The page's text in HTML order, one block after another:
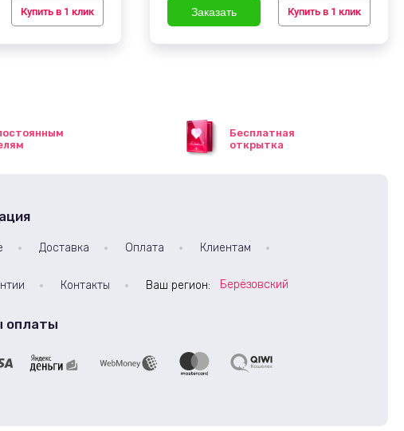
Купить в 1 клик Купить в 1 клик
Бесплатная
открытка
Доставка Оплата Клиентам
Контакты Ваш регион: Берёзовский
оплаты